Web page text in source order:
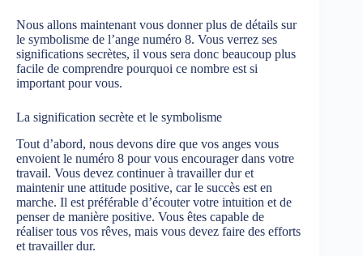
Nous allons maintenant vous donner plus de détails sur
le symbolisme de l’ange numéro 8. Vous verrez ses
significations secrètes, il vous sera donc beaucoup plus
facile de comprendre pourquoi ce nombre est si
important pour vous.
La signification secrète et le symbolisme
Tout d’abord, nous devons dire que vos anges vous
envoient le numéro 8 pour vous encourager dans votre
travail. Vous devez continuer à travailler dur et
maintenir une attitude positive, car le succès est en
marche. Il est préférable d’écouter votre intuition et de
penser de manière positive. Vous êtes capable de
réaliser tous vos rêves, mais vous devez faire des efforts
et travailler dur.